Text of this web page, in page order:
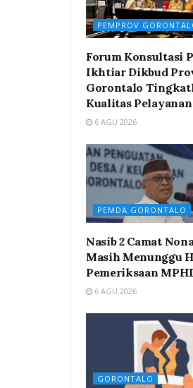
PEMPROV
Forum Konsultasi
Ikhtiar Dikbud
Gorontalo
Kualitas Pelayanan
6 AGU 2026
PEMDA GORONTALO
Nasib 2 Camat
Masih Menunggu
Pemeriksaan
6 AGU 2026
GORONTALO